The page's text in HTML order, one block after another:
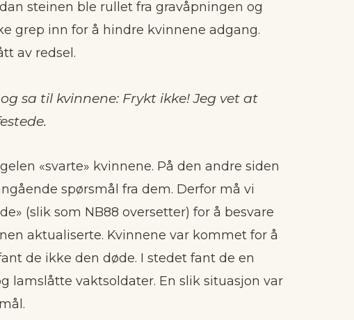
steinen ble rullet fra gravåpningen og
grep inn for å hindre kvinnene adgang.
av redsel.
sa til kvinnene: Frykt ikke! Jeg vet at
«svarte» kvinnene. På den andre siden
spørsmål fra dem. Derfor må vi
(slik som NB88 oversetter) for å besvare
aktualiserte. Kvinnene var kommet for å
de ikke den døde. I stedet fant de en
lamslåtte vaktsoldater. En slik situasjon var